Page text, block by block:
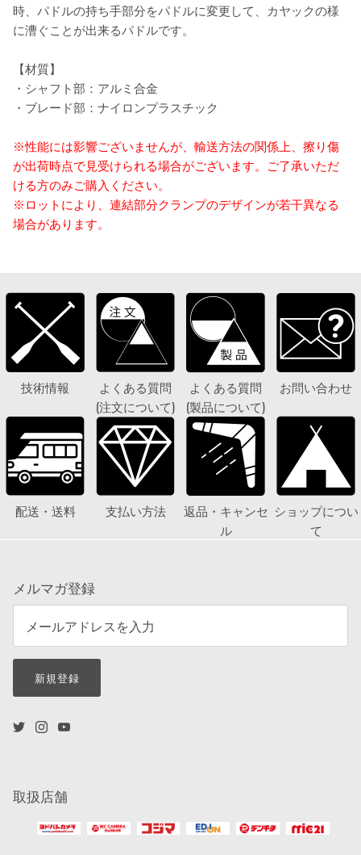
時、パドルの持ち手部分をパドルに変更して、カヤックの様
に漕ぐことが出来るパドルです。
【材質】
・シャフト部：アルミ合金
・ブレード部：ナイロンプラスチック
※性能には影響ございませんが、輸送方法の関係上、擦り傷
が出荷時点で見受けられる場合がございます。ご了承いただ
ける方のみご購入ください。
※ロットにより、連結部分クランプのデザインが若干異なる
場合があります。
技術情報
よくある質問
(注文について)
よくある質問
(製品について)
お問い合わせ
配送・送料 支払い方法
返品・キャンセ
ル
ショップについ
て
メルマガ登録
新規登録
取扱店舗